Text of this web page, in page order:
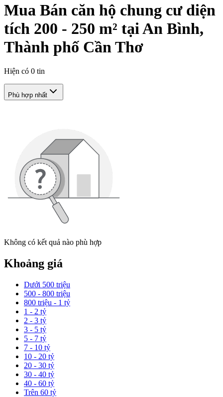
Mua Bán căn hộ chung cư diện
tích 200 - 250 m² tại An Bình,
Thành phố Cần Thơ
Hiện có 0 tin
Phù hợp nhất
Không có kết quả nào phù hợp
Khoảng giá
Dưới 500 triệu
500 - 800 triệu
800 triệu - 1 tỷ
1 - 2 tỷ
2 - 3 tỷ
3 - 5 tỷ
5 - 7 tỷ
7 - 10 tỷ
10 - 20 tỷ
20 - 30 tỷ
30 - 40 tỷ
40 - 60 tỷ
Trên 60 tỷ